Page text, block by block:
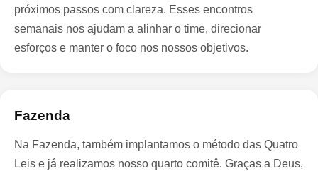
próximos passos com clareza. Esses encontros
semanais nos ajudam a alinhar o time, direcionar
esforços e manter o foco nos nossos objetivos.
Fazenda
Na Fazenda, também implantamos o método das Quatro
Leis e já realizamos nosso quarto comitê. Graças a Deus,